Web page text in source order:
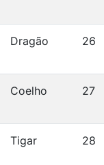
Dragão 26
Coelho 27
Tigar 28